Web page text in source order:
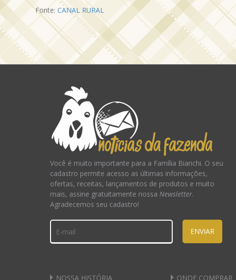
Fonte: CANAL RURAL
Você é muito importante para a Família Bianchi. O seu
cadastro permite acesso as últimas informações,
ofertas, receitas, lançamentos de produtos e muito
mais, assine gratuitamente nossa Newsletter.
Agradecemos seu cadastro!
ENVIAR
NOSSA HISTÓRIA ONDE COMPRAR